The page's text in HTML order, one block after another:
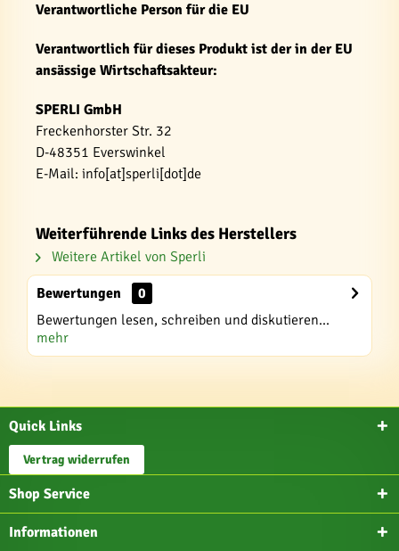
Verantwortliche Person für die EU
Verantwortlich für dieses Produkt ist der in der EU
ansässige Wirtschaftsakteur:
SPERLI GmbH
Freckenhorster Str. 32
D-48351 Everswinkel
E-Mail: info[at]sperli[dot]de
Weiterführende Links des Herstellers
Weitere Artikel von Sperli
Bewertungen
0
Bewertungen lesen, schreiben und diskutieren...
mehr
Quick Links
Vertrag widerrufen
Shop Service
Informationen